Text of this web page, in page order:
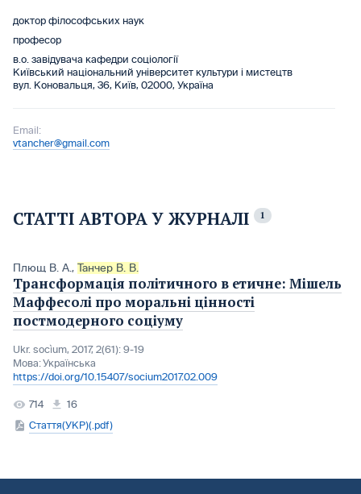
доктор філософських наук
професор
в.о. завідувача кафедри соціології
Київський національний університет культури і мистецтв
вул. Коновальця, 36, Київ, 02000, Україна
Email:
vtancher@gmail.com
СТАТТІ АВТОРА У ЖУРНАЛІ 1
Плющ В. А. , Танчер В. В.
Трансформація політичного в етичне: Мішель
Маффесолі про моральні цінності
постмодерного соціуму
Ukr. socìum, 2017, 2(61): 9-19
Мова:Українська
https://doi.org/10.15407/socium2017.02.009
714
16
Стаття(УКР)(.pdf)